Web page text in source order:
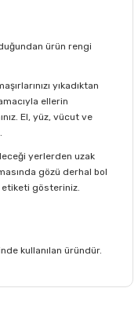
ürün rengi
yıkadıktan
ellerin
El, yüz, vücut ve
yerlerden uzak
gözü derhal bol
etiketi gösteriniz.
kullanılan üründür.